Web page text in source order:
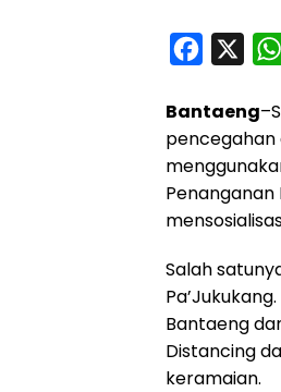
c
e
b
o
k
Bantaeng
pencegahan
Penanganan
Salah
Bantaeng
Distancing
keramaian.